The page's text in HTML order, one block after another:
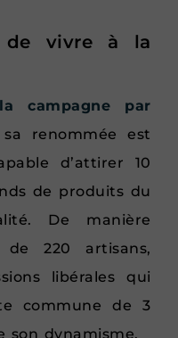
de vivre à la
campagne par
renommée est
d’attirer 10
de produits du
De manière
220 artisans,
libérales qui
commune de 3
son dynamisme.